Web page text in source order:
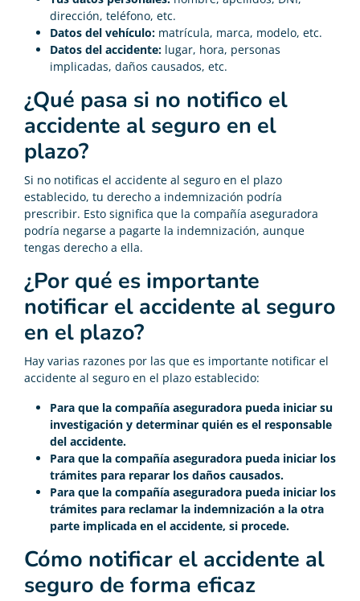
dirección, teléfono, etc.
Datos del vehículo: matrícula, marca, modelo, etc.
Datos del accidente: lugar, hora, personas
implicadas, daños causados, etc.
¿Qué pasa si no notifico el
accidente al seguro en el
plazo?
Si no notificas el accidente al seguro en el plazo
establecido, tu derecho a indemnización podría
prescribir. Esto significa que la compañía aseguradora
podría negarse a pagarte la indemnización, aunque
tengas derecho a ella.
¿Por qué es importante
notificar el accidente al seguro
en el plazo?
Hay varias razones por las que es importante notificar el
accidente al seguro en el plazo establecido:
Para que la compañía aseguradora pueda iniciar su
investigación y determinar quién es el responsable
del accidente.
Para que la compañía aseguradora pueda iniciar los
trámites para reparar los daños causados.
Para que la compañía aseguradora pueda iniciar los
trámites para reclamar la indemnización a la otra
parte implicada en el accidente, si procede.
Cómo notificar el accidente al
seguro de forma eficaz